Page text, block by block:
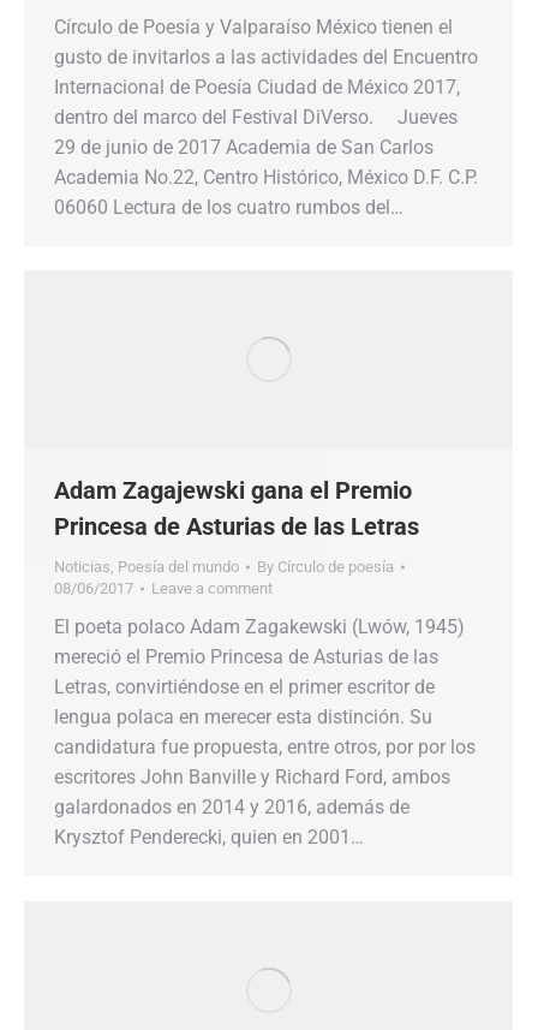
Círculo de Poesía y Valparaíso México tienen el
gusto de invitarlos a las actividades del Encuentro
Internacional de Poesía Ciudad de México 2017,
dentro del marco del Festival DiVerso. Jueves
29 de junio de 2017 Academia de San Carlos
Academia No.22, Centro Histórico, México D.F. C.P.
06060 Lectura de los cuatro rumbos del…
Adam Zagajewski gana el Premio
Princesa de Asturias de las Letras
Noticias, Poesía del mundo By Círculo de poesía
08/06/2017
Leave a comment
El poeta polaco Adam Zagakewski (Lwów, 1945)
mereció el Premio Princesa de Asturias de las
Letras, convirtiéndose en el primer escritor de
lengua polaca en merecer esta distinción. Su
candidatura fue propuesta, entre otros, por por los
escritores John Banville y Richard Ford, ambos
galardonados en 2014 y 2016, además de
Krysztof Penderecki, quien en 2001…